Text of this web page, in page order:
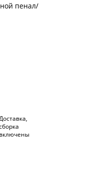
пенал/
включены